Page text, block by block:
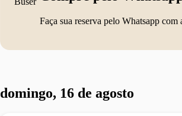
Faça sua reserva pelo Whatsapp
domingo, 16 de agosto